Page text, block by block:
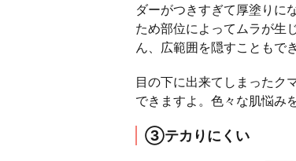
ダーがつきすぎて厚塗りに
ため部位によってムラが生
ん、広範囲を隠すこともで
目の下に出来てしまったク
できますよ。色々な肌悩み
③テカりにくい